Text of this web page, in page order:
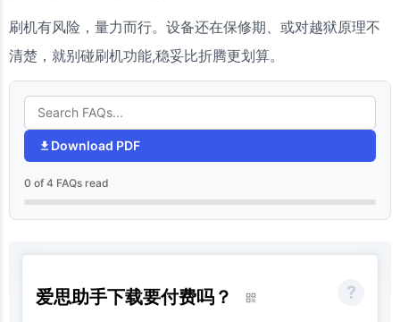
刷机有风险，量力而行。设备还在保修期、或对越狱原理不
清楚，就别碰刷机功能,稳妥比折腾更划算。
Download PDF
0 of 4 FAQs read
爱思助手下载要付费吗？